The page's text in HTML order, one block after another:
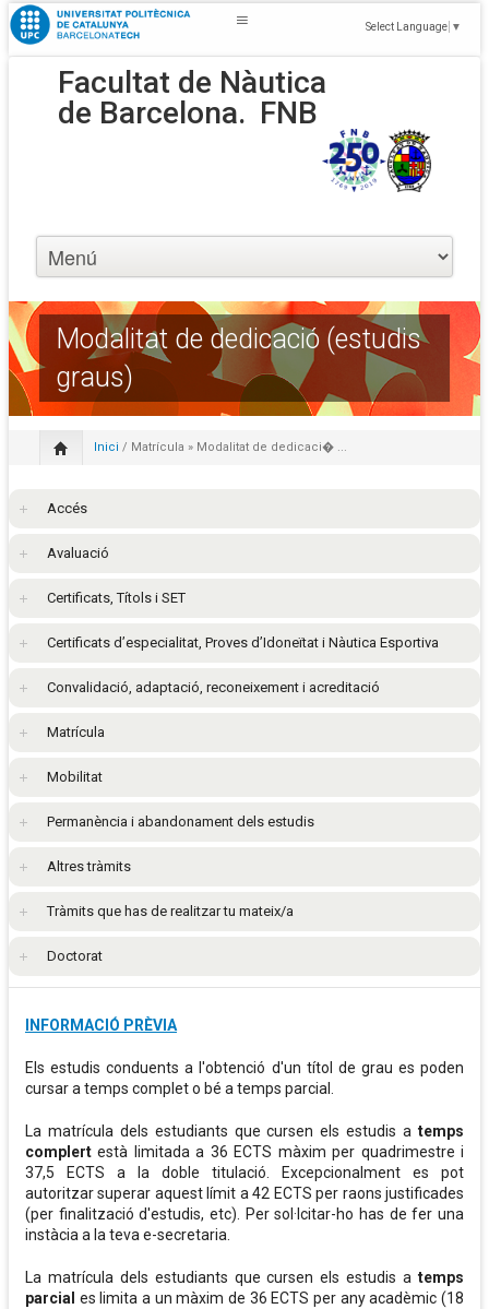
Select Language ▼
Facultat de Nàutica
de Barcelona. FNB
Modalitat de dedicació (estudis
graus)
Inici / Matrícula » Modalitat de dedicaci� ...
Accés
Avaluació
Certificats, Títols i SET
Certificats d’especialitat, Proves d’Idoneïtat i Nàutica Esportiva
Convalidació, adaptació, reconeixement i acreditació
Matrícula
Mobilitat
Permanència i abandonament dels estudis
Altres tràmits
Tràmits que has de realitzar tu mateix/a
Doctorat
INFORMACIÓ PRÈVIA
Els estudis conduents a l'obtenció d'un títol de grau es poden
cursar a temps complet o bé a temps parcial.
La matrícula dels estudiants que cursen els estudis a temps
complert està limitada a 36 ECTS màxim per quadrimestre i
37,5 ECTS a la doble titulació. Excepcionalment es pot
autoritzar superar aquest límit a 42 ECTS per raons justificades
(per finalització d'estudis, etc). Per sol·lcitar-ho has de fer una
instàcia a la teva e-secretaria.
La matrícula dels estudiants que cursen els estudis a temps
parcial es limita a un màxim de 36 ECTS per any acadèmic (18